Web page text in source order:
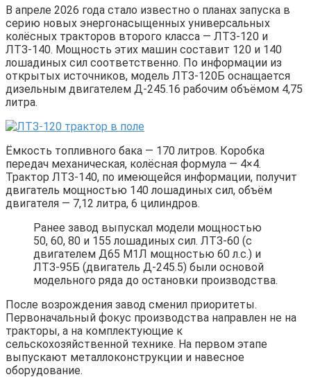
В апреле 2026 года стало известно о планах запуска в
серию новых энергонасыщенных универсальных
колёсных тракторов второго класса — ЛТЗ-120 и
ЛТЗ-140. Мощность этих машин составит 120 и 140
лошадиных сил соответственно. По информации из
открытых источников, модель ЛТЗ-120Б оснащается
дизельным двигателем Д-245.16 рабочим объёмом 4,75
литра.
Ёмкость топливного бака — 170 литров. Коробка
передач механическая, колёсная формула — 4×4.
Трактор ЛТЗ-140, по имеющейся информации, получит
двигатель мощностью 140 лошадиных сил, объём
двигателя — 7,12 литра, 6 цилиндров.
Ранее завод выпускал модели мощностью
50, 60, 80 и 155 лошадиных сил. ЛТЗ-60 (с
двигателем Д65 М1Л мощностью 60 л.с.) и
ЛТЗ-95Б (двигатель Д-245.5) были основой
модельного ряда до остановки производства.
После возрождения завод сменил приоритеты.
Первоначальный фокус производства направлен не на
тракторы, а на комплектующие к
сельскохозяйственной технике. На первом этапе
выпускают металлоконструкции и навесное
оборудование.